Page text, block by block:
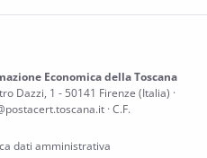
Economica della Toscana
Dazzi, 1 - 50141 Firenze (Italia) ·
· C.F.
dati amministrativa